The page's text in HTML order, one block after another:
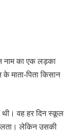
नाम का एक लड़का
माता-पिता किसान
थी। वह हर दिन स्कूल
लेकिन उसकी